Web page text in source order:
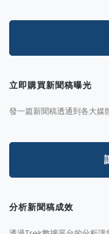
立即購買新聞稿曝光
發一篇新聞稿透通到各大媒
分析新聞稿成效